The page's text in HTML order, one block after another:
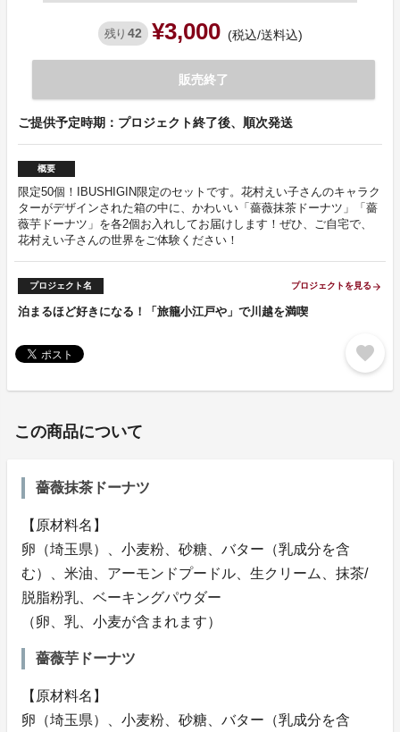
残り 42 ¥3,000 (税込/送料込)
販売終了
ご提供予定時期：プロジェクト終了後、順次発送
概要
限定50個！IBUSHIGIN限定のセットです。花村えい子さんのキャラク
ターがデザインされた箱の中に、かわいい「薔薇抹茶ドーナツ」「薔
薇芋ドーナツ」を各2個お入れしてお届けします！ぜひ、ご自宅で、
花村えい子さんの世界をご体験ください！
プロジェクト名 プロジェクトを見る arrow_forward
泊まるほど好きになる！「旅籠小江戸や」で川越を満喫
favorite
この商品について
薔薇抹茶ドーナツ
【原材料名】
卵（埼玉県）、小麦粉、砂糖、バター（乳成分を含
む）、米油、アーモンドプードル、生クリーム、抹茶/
脱脂粉乳、ベーキングパウダー
（卵、乳、小麦が含まれます）
薔薇芋ドーナツ
【原材料名】
卵（埼玉県）、小麦粉、砂糖、バター（乳成分を含